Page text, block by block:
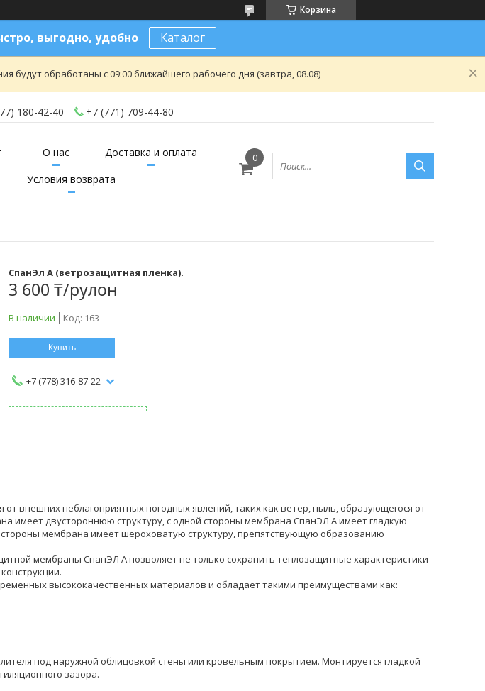
Корзина
выгодно, удобно Каталог
будут обработаны с 09:00 ближайшего рабочего дня (завтра, 08.08)
180-42-40 +7 (771) 709-44-80
О нас
Доставка и оплата
Условия возврата
СпанЭл А (ветрозащитная пленка).
3 600 ₸/рулон
В наличии Код: 163
Купить
+7 (778) 316-87-22
внешних неблагоприятных погодных явлений, таких как ветер, пыль, образующегося от
имеет двустороннюю структуру, с одной стороны мембрана СпанЭЛ А имеет гладкую
мембрана имеет шероховатую структуру, препятствующую образованию
мембраны СпанЭЛ А позволяет не только сохранить теплозащитные характеристики
высококачественных материалов и обладает такими преимуществами как:
под наружной облицовкой стены или кровельным покрытием. Монтируется гладкой
зазора.